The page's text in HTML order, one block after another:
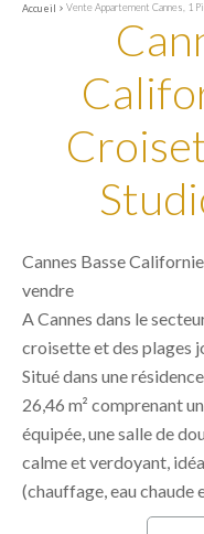
Accueil Vente Appartement Cannes, 1
Cannes Basse
vendre
A Cannes dans le
croisette et des plages
Situé dans une
26,46 m² comprenant
équipée, une salle de
calme et verdoyant,
(chauffage, eau